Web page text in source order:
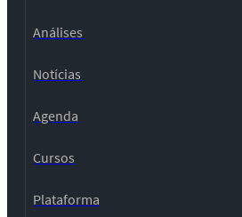
Análises
Notícias
Agenda
Cursos
Plataforma